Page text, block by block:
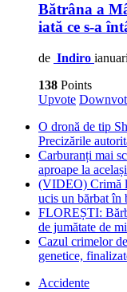
Bătrâna a
iată ce s-a
de Indiro
138 Points
Upvote
O dronă de tip
Precizările
Carburanți mai
aproape la
(VIDEO) Crimă
ucis un bărbat în
FLOREȘTI:
de jumătate de
Cazul crimelor
genetice,
Accidente